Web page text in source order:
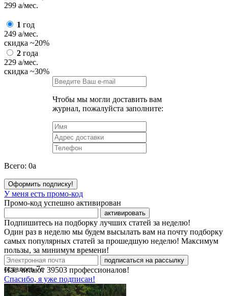
299 a/мес.
1 год
249 a/мес.
скидка ~20%
2 года
229 a/мес.
скидка ~30%
Чтобы мы могли доставить вам
журнал, пожалуйста заполните:
Всего: 0a
Оформить подписку!
У меня есть промо-код
Промо-код успешно активирован
активировать
Подпишитесь на подборку лучших статей за неделю!
Один раз в неделю мы будем высылать вам на почту подборку
самых популярных статей за прошедшую неделю! Максимум
пользы, за минимум времени!
подписаться на рассылку
Нас читают 39503 профессионалов!
Спасибо, я уже подписан!
осталось7с